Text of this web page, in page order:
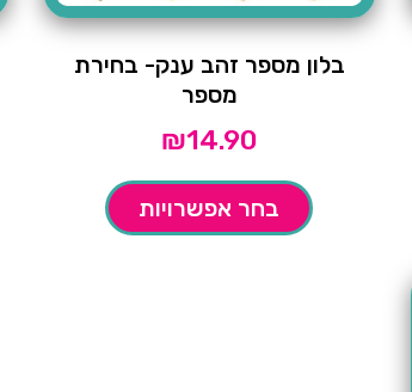
בלון מספר זהב ענק- בחירת
מספר
₪14.90
בחר אפשרויות